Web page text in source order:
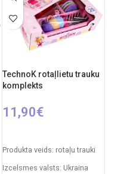
gadiem
Nepieciešamie elementi:
Izcelsmes valsts: Ķīna.
TechnoK rotaļlietu trauku
komplekts
11,90€
Produkta veids: rotaļu trauki
Izcelsmes valsts: Ukraina